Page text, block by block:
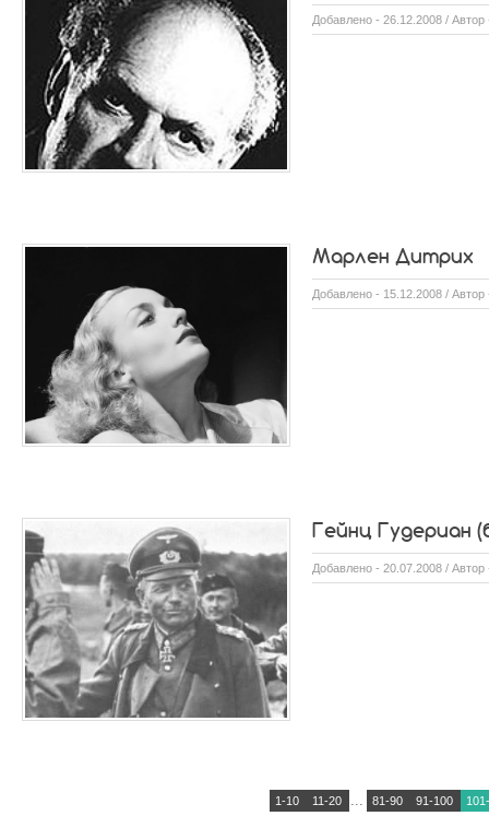
Добавлено - 26.12.2008 /
Марлен Дитрих
Добавлено - 15.12.2008 /
Гейнц Гудериан
Добавлено - 20.07.2008 /
1-10 11-20 81-90 91-100